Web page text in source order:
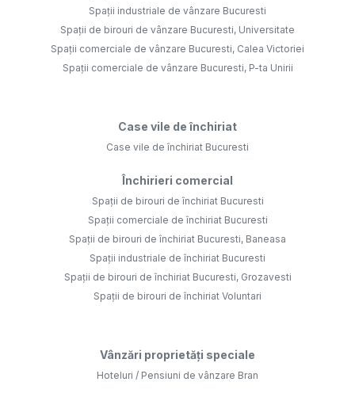
Spații industriale de vânzare Bucuresti
Spații de birouri de vânzare Bucuresti, Universitate
Spații comerciale de vânzare Bucuresti, Calea Victoriei
Spații comerciale de vânzare Bucuresti, P-ta Unirii
Case vile de închiriat
Case vile de închiriat Bucuresti
Închirieri comercial
Spații de birouri de închiriat Bucuresti
Spații comerciale de închiriat Bucuresti
Spații de birouri de închiriat Bucuresti, Baneasa
Spații industriale de închiriat Bucuresti
Spații de birouri de închiriat Bucuresti, Grozavesti
Spații de birouri de închiriat Voluntari
Vânzări proprietăți speciale
Hoteluri / Pensiuni de vânzare Bran